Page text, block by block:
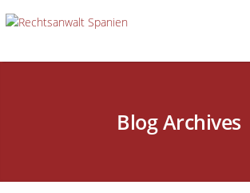
Blog Archives